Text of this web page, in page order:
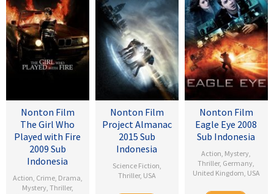
Nonton Film
The Girl Who
Played with Fire
2009 Sub
Indonesia
Action, Crime, Drama,
Mystery, Thriller,
Nonton Film
Project Almanac
2015 Sub
Indonesia
Science Fiction,
Thriller, USA
Nonton Film
Eagle Eye 2008
Sub Indonesia
Action, Mystery,
Thriller, Germany,
United Kingdom, USA